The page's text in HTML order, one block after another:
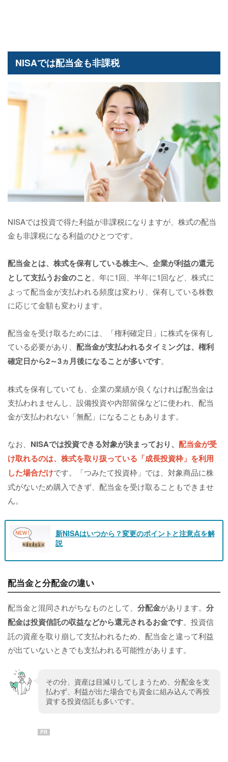
NISAでは配当金も非課税
NISAでは投資で得た利益が非課税になりますが、株式の配当
金も非課税になる利益のひとつです。
配当金とは、株式を保有している株主へ、企業が利益の還元
として支払うお金のこと。年に1回、半年に1回など、株式に
よって配当金が支払われる頻度は変わり、保有している株数
に応じて金額も変わります。
配当金を受け取るためには、「権利確定日」に株式を保有し
ている必要があり、 配当金が支払われるタイミングは、権利
確定日から2～3ヵ月後になることが多いです。
株式を保有していても、企業の業績が良くなければ配当金は
支払われませんし、設備投資や内部留保などに使われ、配当
金が支払われない「無配」になることもあります。
なお、 NISAでは投資できる対象が決まっており、 配当金が受
け取れるのは、株式を取り扱っている「成長投資枠」を利用
した場合だけです。「つみたて投資枠」では、対象商品に株
式がないため購入できず、配当金を受け取ることもできませ
ん。
新NISAはいつから？変更のポイントと注意点を解
説
配当金と分配金の違い
配当金と混同されがちなものとして、 分配金があります。 分
配金は投資信託の収益などから還元されるお金です。投資信
託の資産を取り崩して支払われるため、配当金と違って利益
が出ていないときでも支払われる可能性があります。
その分、資産は目減りしてしまうため、分配金を支
払わず、利益が出た場合でも資金に組み込んで再投
資する投資信託も多いです。
PR